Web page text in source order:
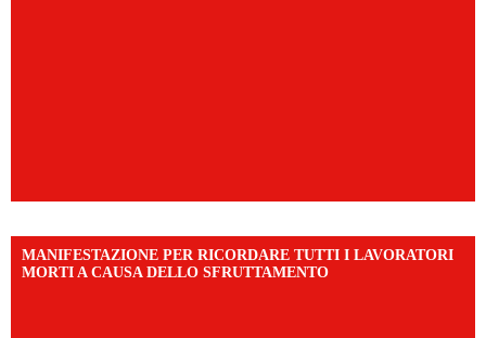
MANIFESTAZIONE PER RICORDARE TUTTI I LAVORATORI
MORTI A CAUSA DELLO SFRUTTAMENTO